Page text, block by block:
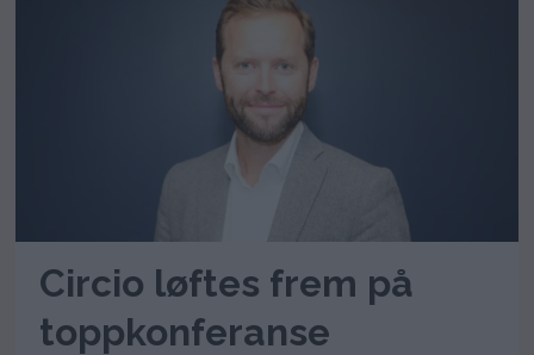
Circio løftes frem på
toppkonferanse